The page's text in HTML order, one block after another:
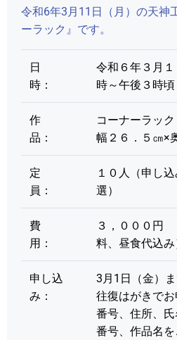
令和6年3月11日（月）の天神
ーラック』です。
日
時：
令和６年３月
時～午後３時頃
作
品：
コーナーラッ
幅２６．５㎝×
定
員：
１０人（申し
選）
費
用：
３，０００円
料、昼食代込み
申し込
み：
3月1日（金）
往復はがきで
番号、住所、
番号、作品名を